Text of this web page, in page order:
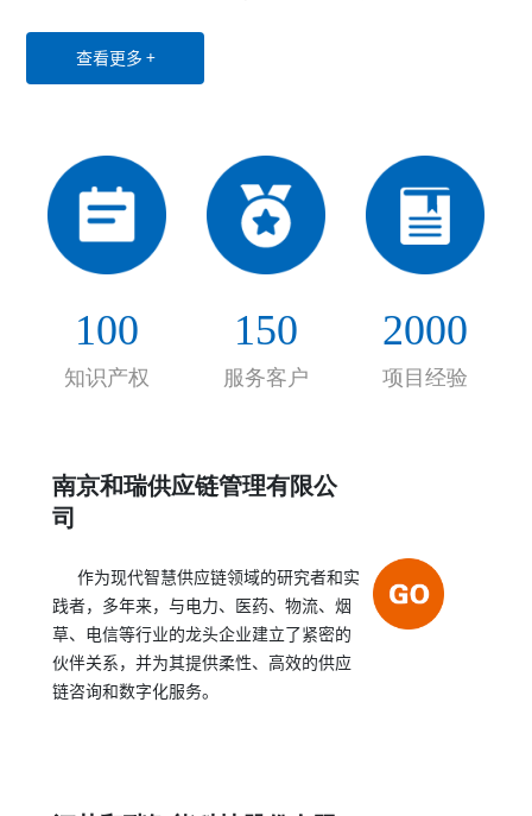
业互联网三大领域，致力于为世界各地用户提供创
经验以及高效优质的售后服务，公司业务已覆盖全
国20余个省份和直辖市，并与电力、医药、水务、
第三方物流等行业的众多龙头企业建立了长期稳定
绩效提高。
查看更多 +
100
知识产权
150
服务客户
2000
项目经验
南京和瑞供应链管理有限公
司
作为现代智慧供应链领域的研究者和实
践者，多年来，与电力、医药、物流、烟
草、电信等行业的龙头企业建立了紧密的
伙伴关系，并为其提供柔性、高效的供应
链咨询和数字化服务。